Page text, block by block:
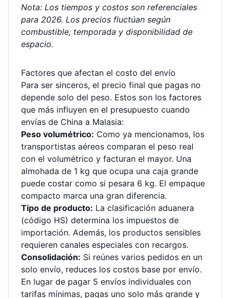
Nota: Los tiempos y costos son referenciales
para 2026. Los precios fluctúan según
combustible, temporada y disponibilidad de
espacio.
Factores que afectan el costo del envío
Para ser sinceros, el precio final que pagas no
depende solo del peso. Estos son los factores
que más influyen en el presupuesto cuando
envías de China a Malasia:
Peso volumétrico: Como ya mencionamos, los
transportistas aéreos comparan el peso real
con el volumétrico y facturan el mayor. Una
almohada de 1 kg que ocupa una caja grande
puede costar como si pesara 6 kg. El empaque
compacto marca una gran diferencia.
Tipo de producto: La clasificación aduanera
(código HS) determina los impuestos de
importación. Además, los productos sensibles
requieren canales especiales con recargos.
Consolidación: Si reúnes varios pedidos en un
solo envío, reduces los costos base por envío.
En lugar de pagar 5 envíos individuales con
tarifas mínimas, pagas uno solo más grande y